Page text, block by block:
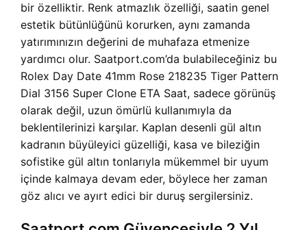
bir özelliktir. Renk atmazlık özelliği, saatin genel
estetik bütünlüğünü korurken, aynı zamanda
yatırımınızın değerini de muhafaza etmenize
yardımcı olur. Saatport.com’da bulabileceğiniz bu
Rolex Day Date 41mm Rose 218235 Tiger Pattern
Dial 3156 Super Clone ETA Saat, sadece görünüş
olarak değil, uzun ömürlü kullanımıyla da
beklentilerinizi karşılar. Kaplan desenli gül altın
kadranın büyüleyici güzelliği, kasa ve bileziğin
sofistike gül altın tonlarıyla mükemmel bir uyum
içinde kalmaya devam eder, böylece her zaman
göz alıcı ve ayırt edici bir duruş sergilersiniz.